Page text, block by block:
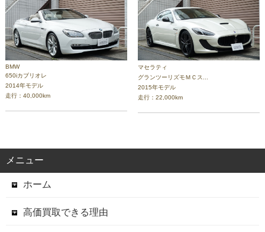
BMW
650iカブリオレ
2014年モデル
走行：40,000km
マセラティ
グランツーリズモＭＣス...
2015年モデル
走行：22,000km
メニュー
ホーム
高価買取できる理由